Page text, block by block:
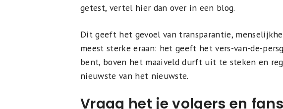
getest, vertel hier dan over in een blog.
Dit geeft het gevoel van transparantie,
meest sterke eraan: het geeft het vers-van-de-
bent, boven het maaiveld durft uit te steken en
nieuwste van het nieuwste.
Vraag het je volgers en fans